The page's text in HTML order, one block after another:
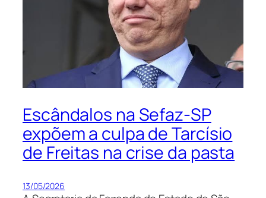
Escândalos na Sefaz-SP
expõem a culpa de Tarcísio
de Freitas na crise da pasta
13/05/2026